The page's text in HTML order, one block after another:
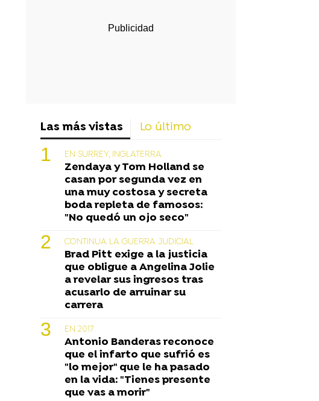
Las más vistas Lo último
EN SURREY, INGLATERRA
Zendaya y Tom Holland se
casan por segunda vez en
una muy costosa y secreta
boda repleta de famosos:
"No quedó un ojo seco"
CONTINUA LA GUERRA JUDICIAL
Brad Pitt exige a la justicia
que obligue a Angelina Jolie
a revelar sus ingresos tras
acusarlo de arruinar su
carrera
EN 2017
Antonio Banderas reconoce
que el infarto que sufrió es
"lo mejor" que le ha pasado
en la vida: "Tienes presente
que vas a morir"